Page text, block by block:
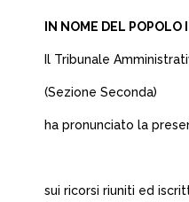
IN NOME DEL POPOLO
Il Tribunale
(Sezione Seconda)
ha pronunciato la
sui ricorsi riuniti ed